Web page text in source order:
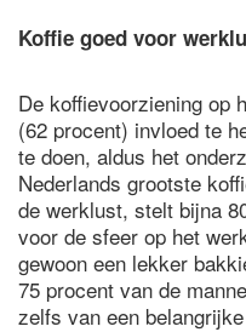
Koffie goed voor
De koffievoorziening op
(62 procent) invloed te
te doen, aldus het
Nederlands grootste
de werklust, stelt bijna
voor de sfeer op het
gewoon een lekker
75 procent van de
zelfs van een